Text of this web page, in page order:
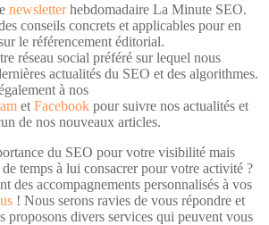
newsletterhebdomadaire La Minute SEO.
conseils concrets et applicables pour en
le référencement éditorial.
réseau social préféré sur lequel nous
actualités du SEO et des algorithmes.
à nos
et Facebook pour suivre nos actualités et
de nos nouveaux articles.
du SEO pour votre visibilité mais
de temps à lui consacrer pour votre activité ?
des accompagnements personnalisés à vos
! Nous serons ravies de vous répondre et
proposons divers services qui peuvent vous